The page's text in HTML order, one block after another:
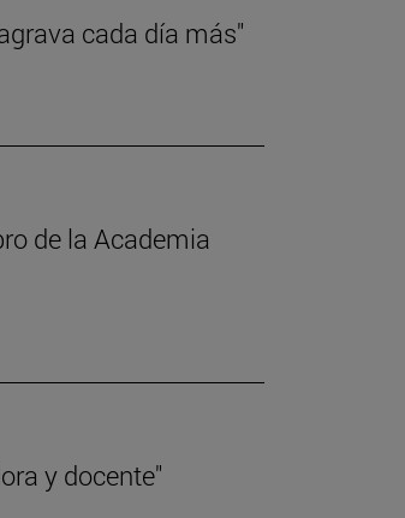
cada día más"
de la Academia
y docente"